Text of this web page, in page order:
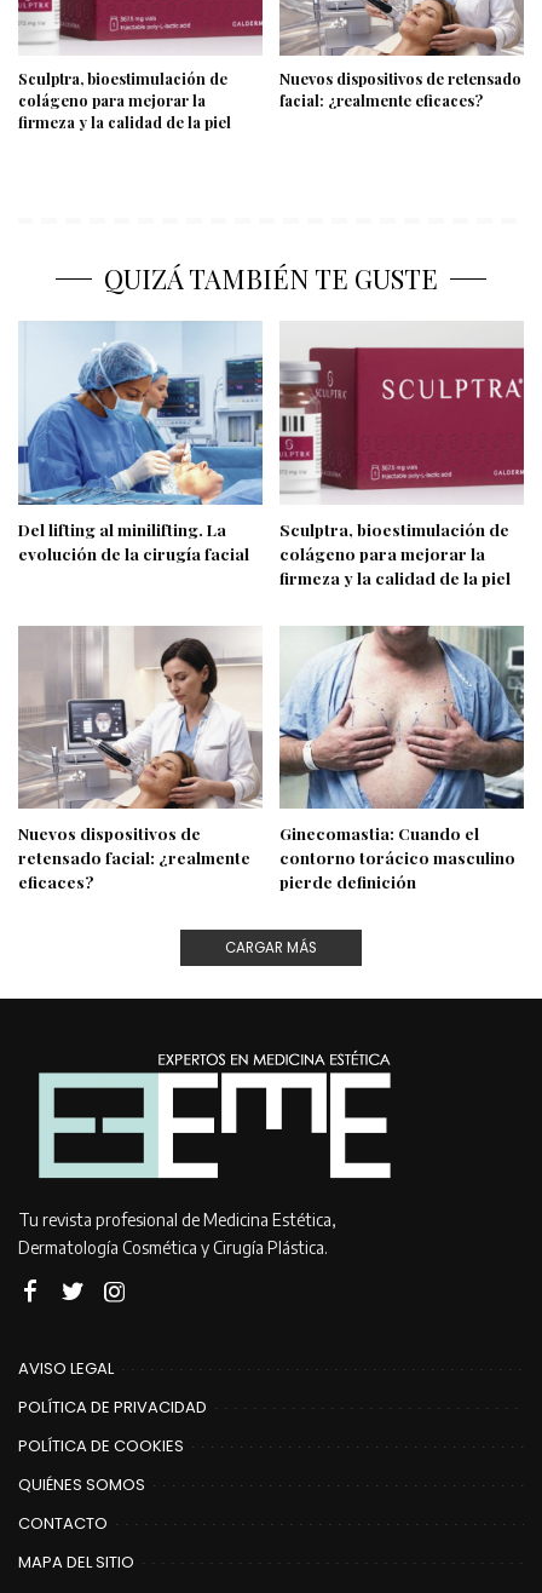
Sculptra, bioestimulación de
colágeno para mejorar la
firmeza y la calidad de la piel
Nuevos dispositivos de retensado
facial: ¿realmente eficaces?
QUIZÁ TAMBIÉN TE GUSTE
Del lifting al minilifting. La
evolución de la cirugía facial
Sculptra, bioestimulación de
colágeno para mejorar la
firmeza y la calidad de la piel
Nuevos dispositivos de
retensado facial: ¿realmente
eficaces?
Ginecomastia: Cuando el
contorno torácico masculino
pierde definición
CARGAR MÁS
Tu revista profesional de Medicina Estética,
Dermatología Cosmética y Cirugía Plástica.
AVISO LEGAL
POLÍTICA DE PRIVACIDAD
POLÍTICA DE COOKIES
QUIÉNES SOMOS
CONTACTO
MAPA DEL SITIO